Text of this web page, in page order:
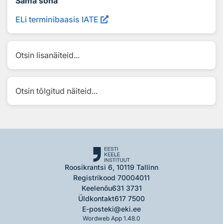
ELi terminibaasis IATE
Otsin lisanäiteid...
Otsin tõlgitud näiteid...
Roosikrantsi 6, 10119 Tallinn
Registrikood 70004011
Keelenõu631 3731
Üldkontakt617 7500
E-posteki@eki.ee
Wordweb App 1.48.0